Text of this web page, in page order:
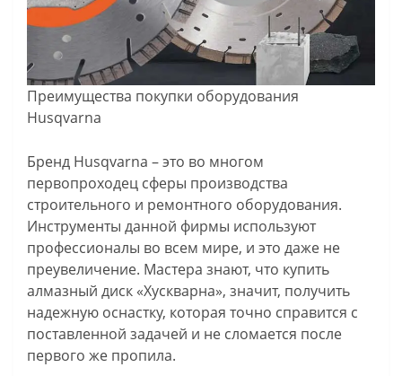
Преимущества покупки оборудования
Husqvarna
Бренд Husqvarna – это во многом
первопроходец сферы производства
строительного и ремонтного оборудования.
Инструменты данной фирмы используют
профессионалы во всем мире, и это даже не
преувеличение. Мастера знают, что купить
алмазный диск «Хускварна», значит, получить
надежную оснастку, которая точно справится с
поставленной задачей и не сломается после
первого же пропила.